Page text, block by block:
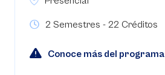
2 Semestres - 22 Créditos
Conoce más del programa